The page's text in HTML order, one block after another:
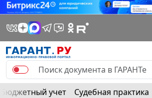
Бюджетный учет Судебная практика